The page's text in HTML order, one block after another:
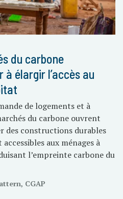
du carbone
élargir l’accès au
de logements et à
du carbone ouvrent
des constructions durables
aux ménages à
l’empreinte carbone du
CGAP